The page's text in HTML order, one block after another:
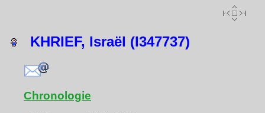
KHRIEF, Israël (I347737)
Chronologie